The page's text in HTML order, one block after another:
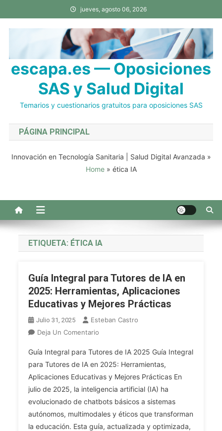
al
contenido
jueves, agosto 06, 2026
escapa.es — Oposiciones
SAS y Salud Digital
Temarios y cuestionarios gratuitos para oposiciones SAS
PÁGINA PRINCIPAL
Innovación en Tecnología Sanitaria | Salud Digital Avanzada »
Home » ética IA
ETIQUETA: ÉTICA IA
Guía Integral para Tutores de IA en
2025: Herramientas, Aplicaciones
Educativas y Mejores Prácticas
Julio 31, 2025
Esteban Castro
Deja Un Comentario
Integral
Para
Tutores
De
IA
En
2025:
Guía Integral para Tutores de IA 2025 Guía Integral
para Tutores de IA en 2025: Herramientas,
Aplicaciones Educativas y Mejores Prácticas En
julio de 2025, la inteligencia artificial (IA) ha
evolucionado de chatbots básicos a sistemas
autónomos, multimodales y éticos que transforman
la educación. Esta guía, actualizada y optimizada,